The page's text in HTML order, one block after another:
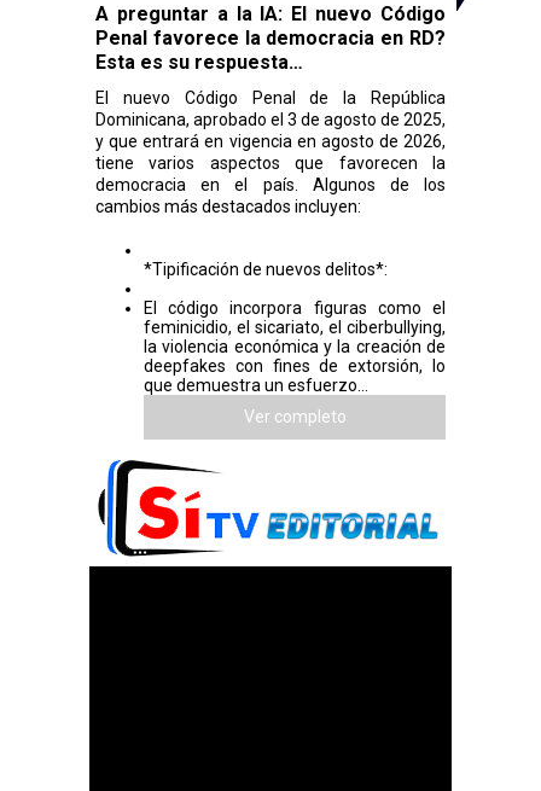
A preguntar a la IA: El nuevo Código
Penal favorece la democracia en RD?
Esta es su respuesta…
El nuevo Código Penal de la República
Dominicana, aprobado el 3 de agosto de 2025,
y que entrará en vigencia en agosto de 2026,
tiene varios aspectos que favorecen la
democracia en el país. Algunos de los
cambios más destacados incluyen:
*Tipificación de nuevos delitos*:
El código incorpora figuras como el
feminicidio, el sicariato, el ciberbullying,
la violencia económica y la creación de
deepfakes con fines de extorsión, lo
que demuestra un esfuerzo...
Ver completo